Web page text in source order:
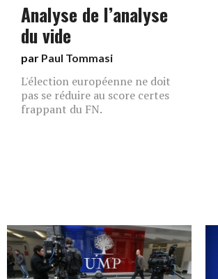
Analyse de l’analyse
du vide
par Paul Tommasi
L'élection européenne ne doit
pas se réduire au score certes
frappant du FN.